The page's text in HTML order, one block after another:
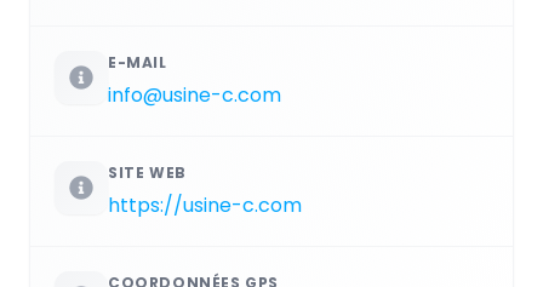
E-MAIL
info@usine-c.com
SITE WEB
https://usine-c.com
COORDONNÉES GPS